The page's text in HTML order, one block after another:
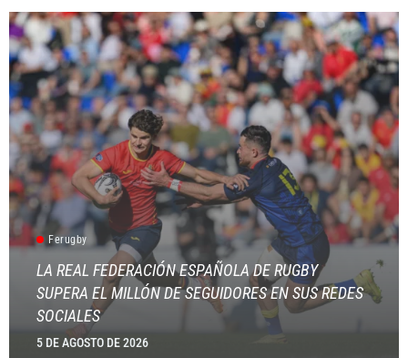
Ferugby
LA REAL FEDERACIÓN ESPAÑOLA DE RUGBY
SUPERA EL MILLÓN DE SEGUIDORES EN SUS REDES
SOCIALES
5 DE AGOSTO DE 2026